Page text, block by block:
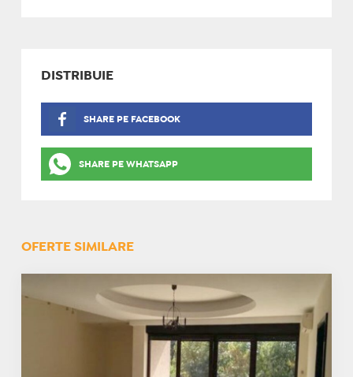
DISTRIBUIE
SHARE PE FACEBOOK
SHARE PE WHATSAPP
OFERTE SIMILARE